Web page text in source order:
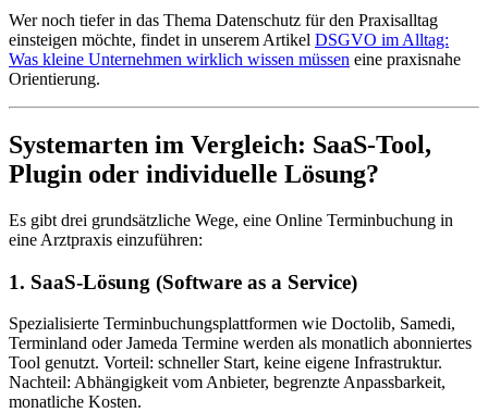
Wer noch tiefer in das Thema Datenschutz für den Praxisalltag
einsteigen möchte, findet in unserem Artikel DSGVO im Alltag:
Was kleine Unternehmen wirklich wissen müssen eine praxisnahe
Orientierung.
Systemarten im Vergleich: SaaS-Tool,
Plugin oder individuelle Lösung?
Es gibt drei grundsätzliche Wege, eine Online Terminbuchung in
eine Arztpraxis einzuführen:
1. SaaS-Lösung (Software as a Service)
Spezialisierte Terminbuchungsplattformen wie Doctolib, Samedi,
Terminland oder Jameda Termine werden als monatlich abonniertes
Tool genutzt. Vorteil: schneller Start, keine eigene Infrastruktur.
Nachteil: Abhängigkeit vom Anbieter, begrenzte Anpassbarkeit,
monatliche Kosten.